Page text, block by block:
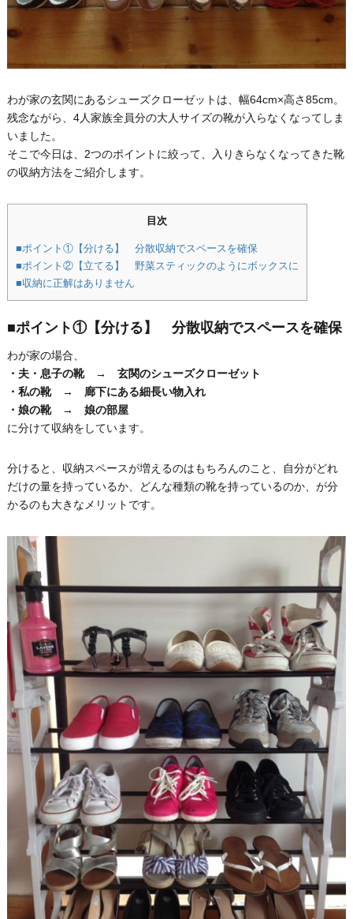
わが家の玄関にあるシューズクローゼットは、幅64cm×高さ85cm。
残念ながら、4人家族全員分の大人サイズの靴が入らなくなってしま
いました。
そこで今日は、2つのポイントに絞って、入りきらなくなってきた靴
の収納方法をご紹介します。
目次
■ポイント①【分ける】 分散収納でスペースを確保
■ポイント②【立てる】 野菜スティックのようにボックスに
■収納に正解はありません
■ポイント①【分ける】 分散収納でスペースを確保
わが家の場合、
・夫・息子の靴 → 玄関のシューズクローゼット
・私の靴 → 廊下にある細長い物入れ
・娘の靴 → 娘の部屋
に分けて収納をしています。
分けると、収納スペースが増えるのはもちろんのこと、自分がどれ
だけの量を持っているか、どんな種類の靴を持っているのか、が分
かるのも大きなメリットです。